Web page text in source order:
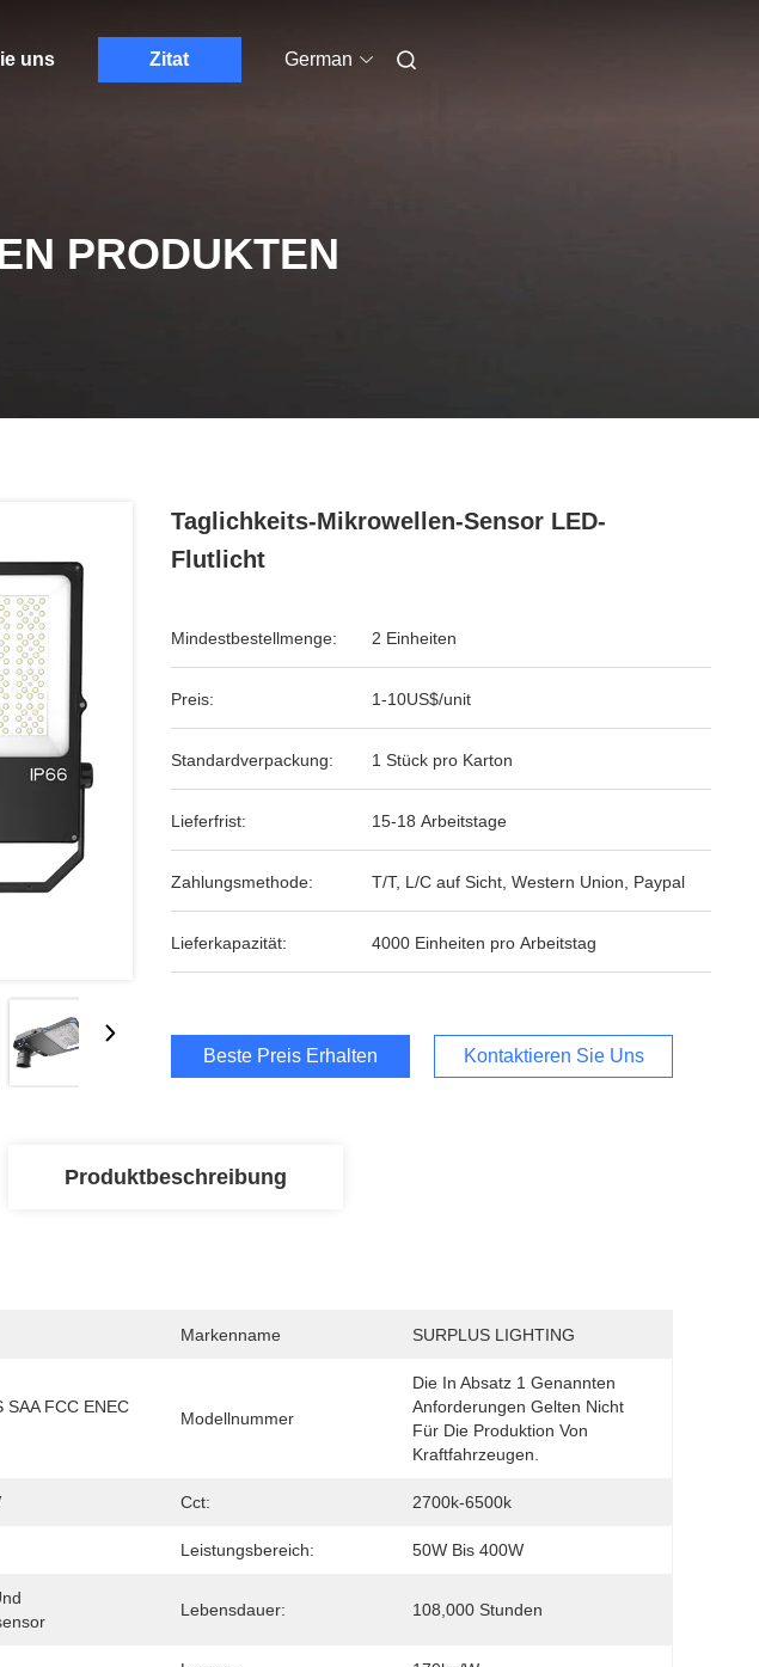
uns Zitat German
PRODUKTEN
Taglichkeits-Mikrowellen-Sensor LED-
Flutlicht
Mindestbestellmenge: 2 Einheiten
Preis: 1-10US$/unit
Standardverpackung: 1 Stück pro Karton
Lieferfrist: 15-18 Arbeitstage
Zahlungsmethode: T/T, L/C auf Sicht, Western Union, Paypal
Lieferkapazität: 4000 Einheiten pro Arbeitstag
Beste Preis Erhalten Kontaktieren Sie Uns
Produktbeschreibung
Markenname SURPLUS LIGHTING
SAA FCC ENEC
Modellnummer
Die In Absatz 1 Genannten
Anforderungen Gelten Nicht
Für Die Produktion Von
Kraftfahrzeugen.
Cct: 2700k-6500k
Leistungsbereich: 50W Bis 400W
Lebensdauer: 108,000 Stunden